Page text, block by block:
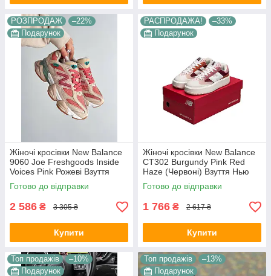
РОЗПРОДАЖ
–22%
Подарунок
Жіночі кросівки New Balance
9060 Joe Freshgoods Inside
Voices Pink Рожеві Взуття
Нью Баланс 9060 замш
текстиль демісезон В'єтнам
Готово до відправки
2 586 ₴ 3 305 ₴
Купити
РАСПРОДАЖА!
–33%
Подарунок
Жіночі кросівки New Balance
CT302 Burgundy Pink Red
Haze (Червоні) Взуття Нью
Баланс СТ302 повсякденні
замш шкіра демисезон
Готово до відправки
1 766 ₴ 2 617 ₴
Купити
Топ продажів
–10%
Подарунок
Топ продажів
–13%
Подарунок